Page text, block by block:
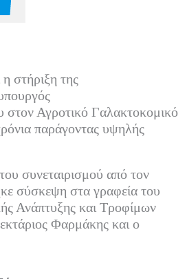
στήριξη της
στον Αγροτικό Γαλακτοκομικό
παράγοντας υψηλής
συνεταιρισμού από τον
σύσκεψη στα γραφεία του
Ανάπτυξης και Τροφίμων
Φαρμάκης και ο